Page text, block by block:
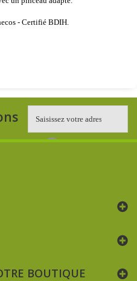
- Certifié BDIH.
BOUTIQUE